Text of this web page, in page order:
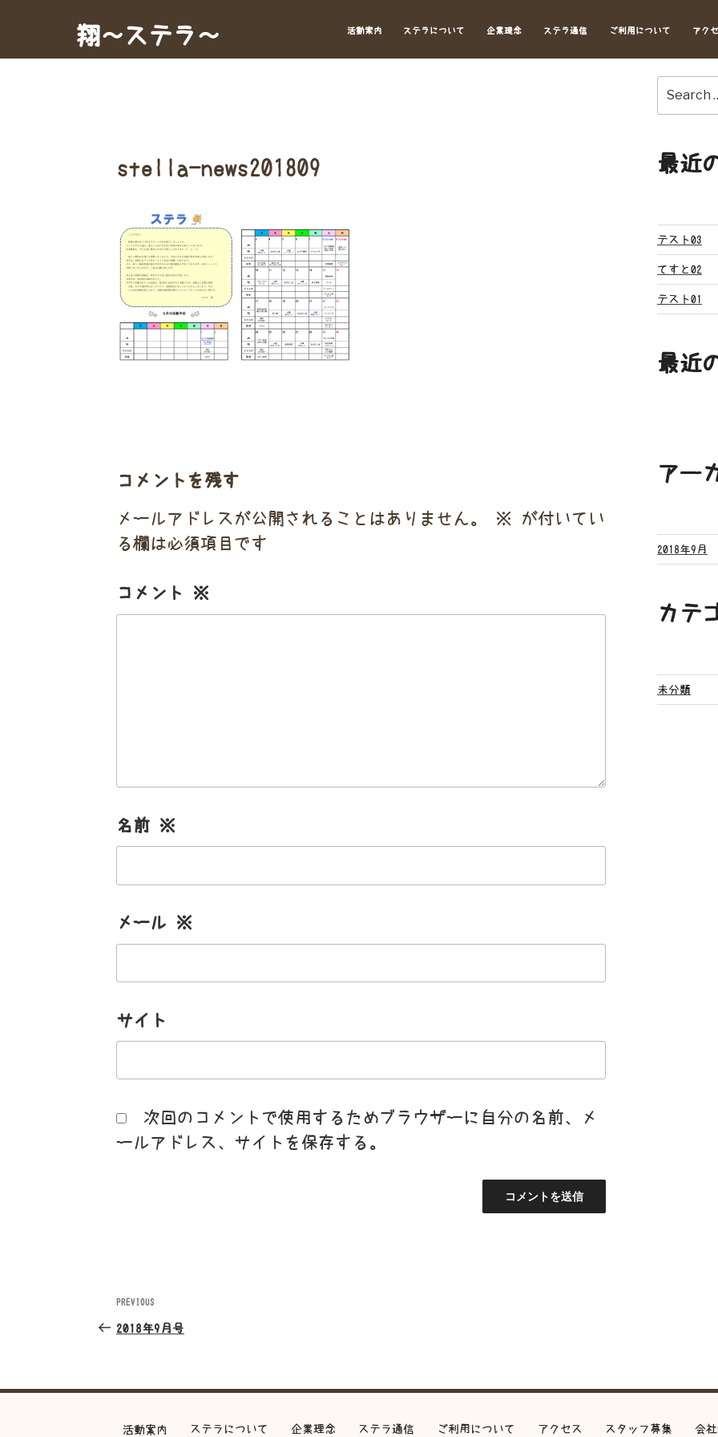
翔～ステラ～ 活動案内 ステラについて 企業理念 ステラ通信 ご利用について アク
stella-news201809
コメントを残す
メールアドレスが公開されることはありません。 ※ が付いてい
る欄は必須項目です
コメント ※
名前 ※
メール ※
サイト
次回のコメントで使用するためブラウザーに自分の名前、メ
ールアドレス、サイトを保存する。
投
稿
Previous
Post
PREVIOUS
2018年9月号
for:
最近
テスト03
てすと02
テスト01
最近
アー
2018年9月
カテ
未分類
活動案内 ステラについて 企業理念 ステラ通信 ご利用について アクセス スタッフ募集 会